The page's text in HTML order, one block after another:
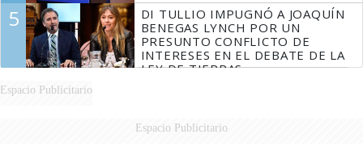
5
DI TULLIO IMPUGNÓ A JOAQUÍN
BENEGAS LYNCH POR UN
PRESUNTO CONFLICTO DE
INTERESES EN EL DEBATE DE LA
LEY DE TIERRAS
Espacio Publicitario
Espacio Publicitario